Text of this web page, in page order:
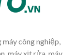
máy công nghiệp,